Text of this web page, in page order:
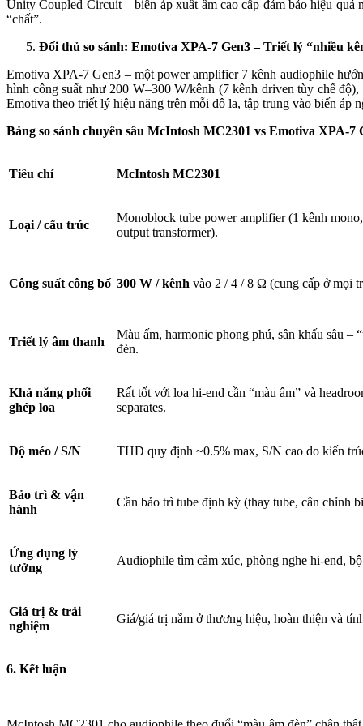
Unity Coupled Circuit – biến áp xuất âm cao cấp đảm bảo hiệu
“chất”.
Đối thủ so sánh: Emotiva XPA-7 Gen3– Triết lý “nhiều
Emotiva XPA-7 Gen3 – một power amplifier 7 kênh audiophile
hình công suất như 200 W–300 W/kênh (7 kênh driven tùy chế
Emotiva theo triết lý hiệu năng trên mỗi đô la, tập trung vào biến áp
Bảng so sánh chuyên sâu McIntosh MC2301 vs Emotiva XPA-7
Tiêu chí McIntosh MC2301
Loại / cấu trúc
Monoblock tube power amplifier (1 kênh
output transformer).
Công suất công bố 300 W / kênh vào 2 / 4 / 8 Ω (cung cấp ở mọi
Triết lý âm thanh
Màu ấm, harmonic phong phú, sân khấu sâu –
đèn.
Khả năng phối
ghép loa
Rất tốt với loa hi-end cần “màu âm” và
separates.
Độ méo / S/N THD quy định ~0.5% max, S/N cao do kiến
Bảo trì & vận
hành
Cần bảo trì tube định kỳ (thay tube, cân chỉnh
Ứng dụng lý
tưởng
Audiophile tìm cảm xúc, phòng nghe hi-end, bộ
Giá trị & trải
nghiệm
Giá/giá trị nằm ở thương hiệu, hoàn thiện và
6. Kết luận